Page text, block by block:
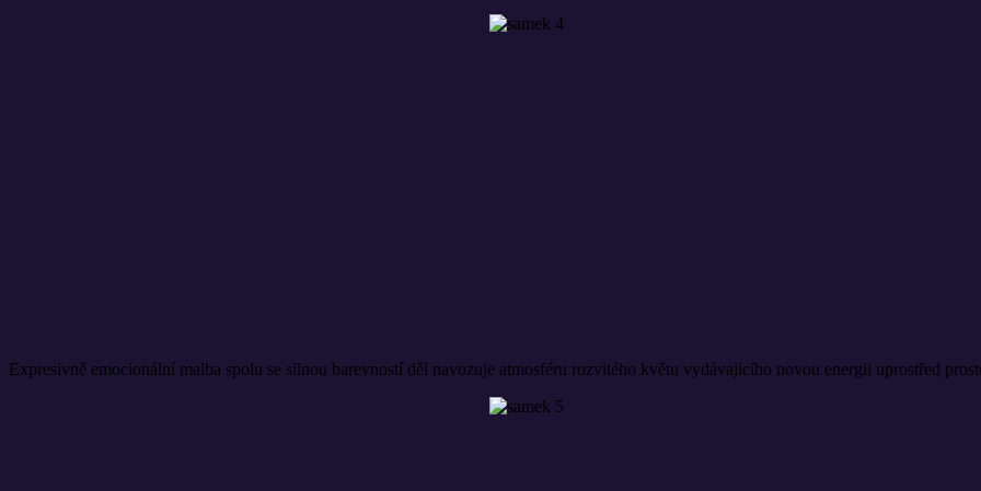
Expresivně emocionální malba spolu se silnou barevností děl navozuje atmosféru rozvitého květu vydávajícího novou energii uprostřed